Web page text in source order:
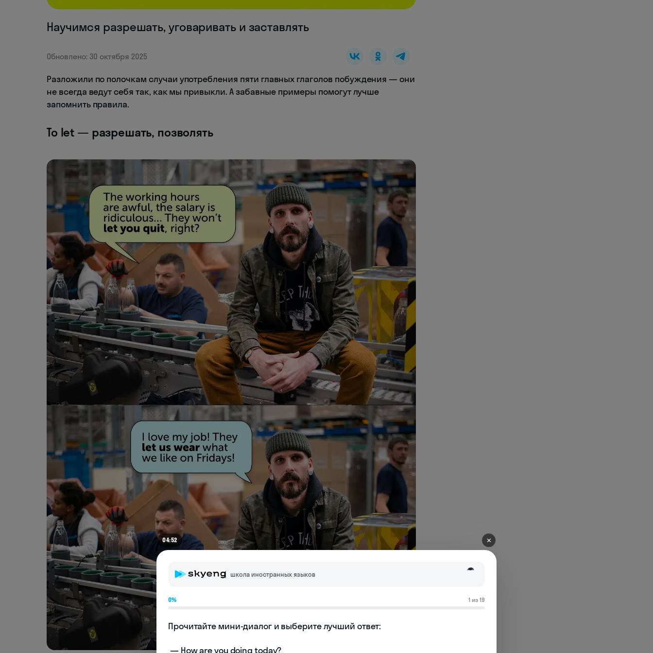
Научимся разрешать, уговаривать и заставлять
Обновлено: 30 октября 2025
Разложили по полочкам случаи употребления пяти главных глаголов побуждения — они
не всегда ведут себя так, как мы привыкли. А забавные примеры помогут лучше
запомнить правила.
To let — разрешать, позволять
04:52 ✕
школа иностранных языков
0% 1 из 19
Прочитайте мини-диалог и выберите лучший ответ: